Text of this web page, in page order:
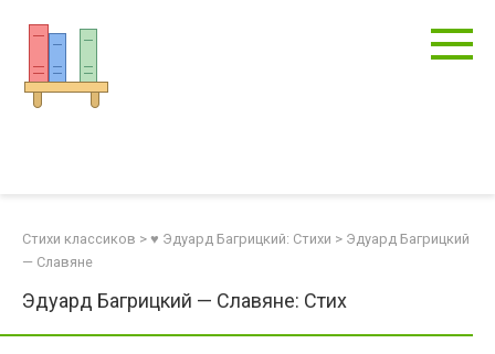
контенту
Стихи классиков > ♥ Эдуард Багрицкий: Стихи > Эдуард Багрицкий
— Славяне
Эдуард Багрицкий — Славяне: Стих